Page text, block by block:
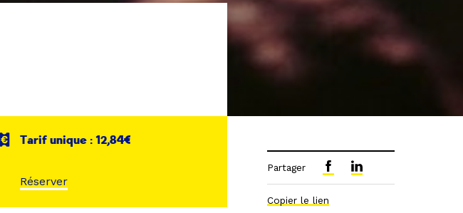
Tarif unique : 12,84€
Réserver
Partager
Copier le lien